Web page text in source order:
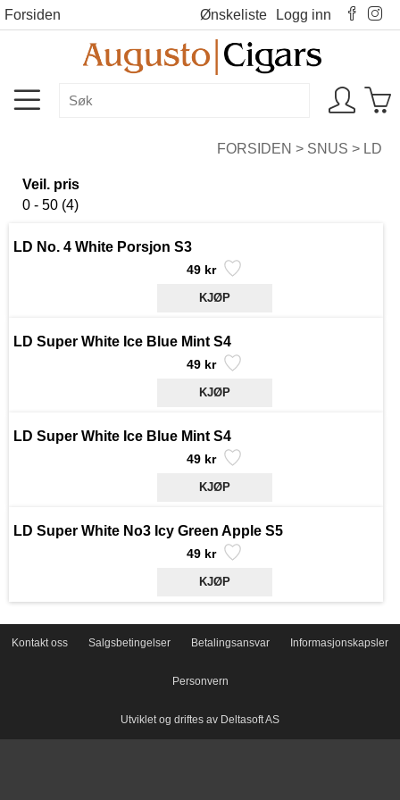
Forsiden Ønskeliste Logg inn
FORSIDEN > SNUS > LD
Veil. pris
0 - 50 (4)
LD No. 4 White Porsjon S3
49 kr
LD Super White Ice Blue Mint S4
49 kr
LD Super White Ice Blue Mint S4
49 kr
LD Super White No3 Icy Green Apple S5
49 kr
Kontakt oss Salgsbetingelser Betalingsansvar Informasjonskapsler
Personvern
Utviklet og driftes av Deltasoft AS